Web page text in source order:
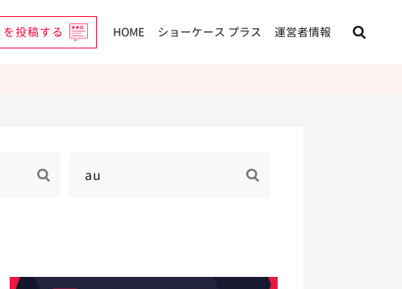
投稿する HOME ショーケース プラス 運営者情報
au